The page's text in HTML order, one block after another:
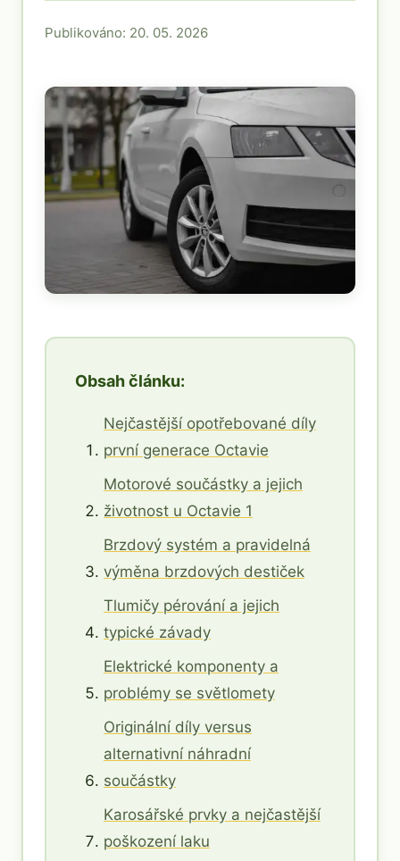
Publikováno: 20. 05. 2026
Obsah článku:
Nejčastější opotřebované díly
první generace Octavie
Motorové součástky a jejich
životnost u Octavie 1
Brzdový systém a pravidelná
výměna brzdových destiček
Tlumičy pérování a jejich
typické závady
Elektrické komponenty a
problémy se světlomety
Originální díly versus
alternativní náhradní
součástky
Karosářské prvky a nejčastější
poškození laku